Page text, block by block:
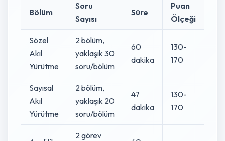
Bölüm
Soru
Sayısı
Süre
Puan
Ölçeği
Sözel
Akıl
Yürütme
2 bölüm,
yaklaşık 30
soru/bölüm
60
dakika
130-
170
Sayısal
Akıl
Yürütme
2 bölüm,
yaklaşık 20
soru/bölüm
47
dakika
130-
170
2 görev